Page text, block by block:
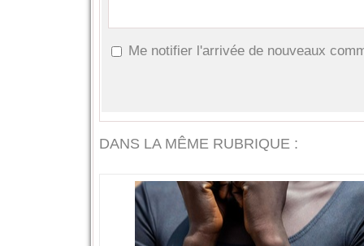
Me notifier l'arrivée de nouveaux
DANS LA MÊME RUBRIQUE :